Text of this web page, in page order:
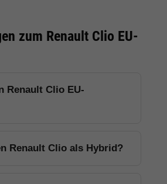
zum Renault Clio EU-
Renault Clio EU-
Renault Clio als Hybrid?